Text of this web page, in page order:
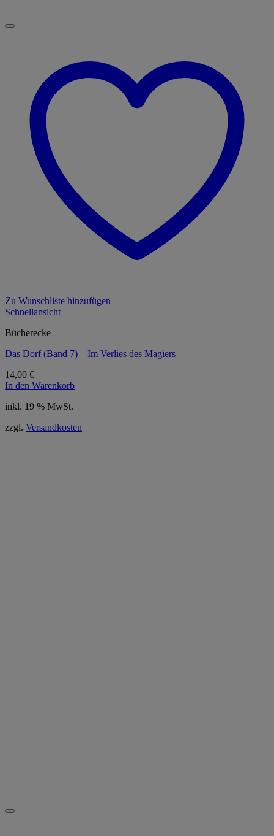
Zu Wunschliste hinzufügen
Schnellansicht
Bücherecke
Das Dorf (Band 7) – Im Verlies des Magiers
14,00 €
In den Warenkorb
inkl. 19 % MwSt.
zzgl. Versandkosten